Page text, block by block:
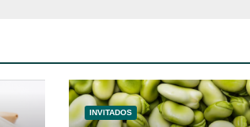
INVITADOS